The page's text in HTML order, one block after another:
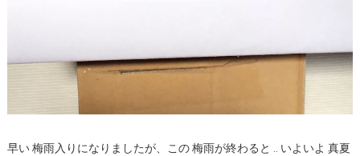
早い 梅雨入りになりましたが、この 梅雨が終わると .. いよいよ 真夏